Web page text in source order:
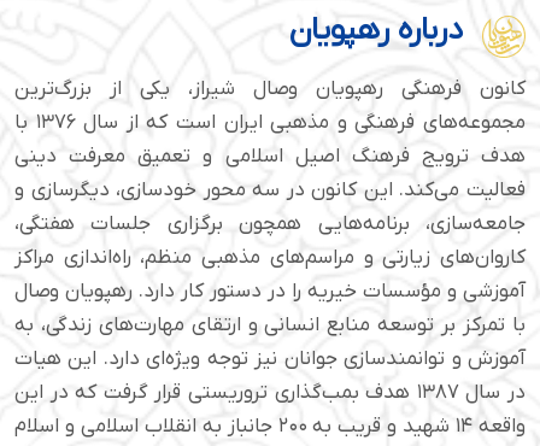
درباره رهپویان
کانون فرهنگی رهپویان وصال شیراز، یکی از بزرگ‌ترین
مجموعه‌های فرهنگی و مذهبی ایران است که از سال ۱۳۷۶ با
هدف ترویج فرهنگ اصیل اسلامی و تعمیق معرفت دینی
فعالیت می‌کند. این کانون در سه محور خودسازی، دیگرسازی و
جامعه‌سازی، برنامه‌هایی همچون برگزاری جلسات هفتگی،
کاروان‌های زیارتی و مراسم‌های مذهبی منظم، راه‌اندازی مراکز
آموزشی و مؤسسات خیریه را در دستور کار دارد. رهپویان وصال
با تمرکز بر توسعه منابع انسانی و ارتقای مهارت‌های زندگی، به
آموزش و توانمندسازی جوانان نیز توجه ویژه‌ای دارد. این هیات
در سال ۱۳۸۷ هدف بمب‌گذاری تروریستی قرار گرفت که در این
واقعه ۱۴ شهید و قریب به ۲۰۰ جانباز به انقلاب اسلامی و اسلام